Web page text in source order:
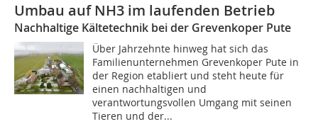
Umbau auf NH3 im laufenden Betrieb
Nachhaltige Kältetechnik bei der Grevenkoper Pute
Über Jahrzehnte hinweg hat sich das
Familienunternehmen Grevenkoper Pute in
der Region etabliert und steht heute für
einen nachhaltigen und
verantwortungsvollen Umgang mit seinen
Tieren und der...